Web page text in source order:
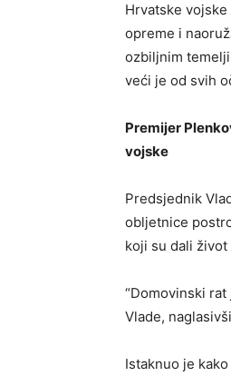
Hrvatske
opreme i
ozbiljnim
veći je od svih
Premijer
vojske
Predsjednik
obljetnice
koji su dali
“Domovinski
Vlade,
Istaknuo je